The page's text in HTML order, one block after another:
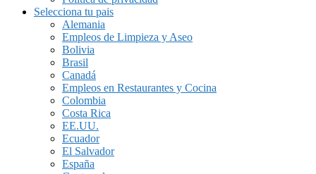
Selecciona tu pais
Alemania
Empleos de Limpieza y Aseo
Bolivia
Brasil
Canadá
Empleos en Restaurantes y Cocina
Colombia
Costa Rica
EE.UU.
Ecuador
El Salvador
España